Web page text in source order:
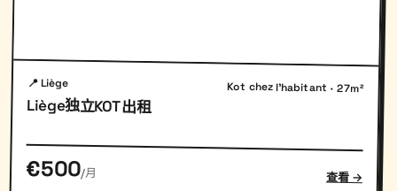
📍 Liège Kot chez l'habitant · 27m²
Liège独立KOT出租
€500/月 查看 →